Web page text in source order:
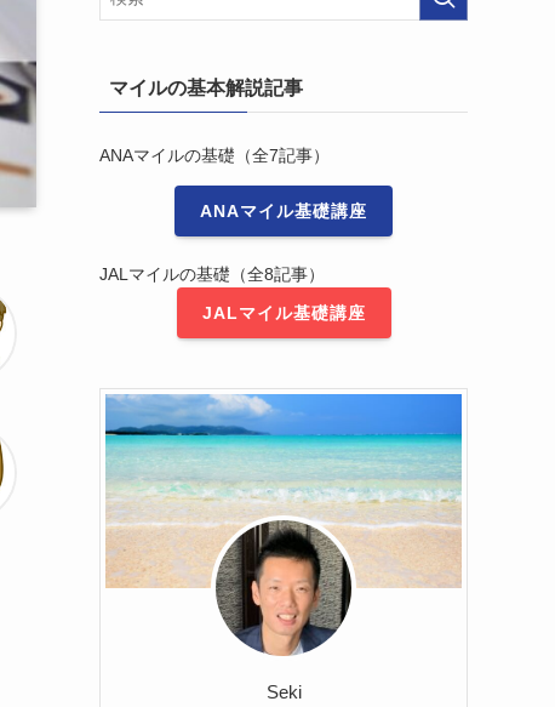
マイルの基本解説記事
ANAマイルの基礎（全7記事）
ANAマイル基礎講座
JALマイルの基礎（全8記事）
JALマイル基礎講座
Seki